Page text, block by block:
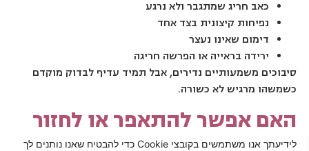
כאב חריג שמתגבר ולא נרגע
נפיחות קיצונית בצד אחד
דימום שאינו נעצר
ירידה בראייה או הפרשה חריגה
סיבוכים משמעותיים נדירים, אבל תמיד עדיף לבדוק מוקדם
כשמשהו מרגיש לא כשורה.
האם אפשר להתאפר או לחזור
לידיעתך אנו משתמשים בקובצי Cookie כדי להבטיח שאנו נותנים לך